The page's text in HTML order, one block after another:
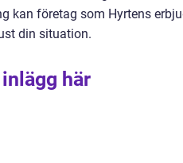
kan företag som Hyrtens
din situation.
här